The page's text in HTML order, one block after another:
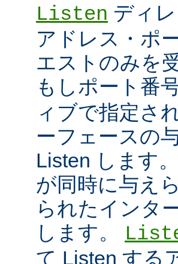
Listen ディ
アドレス・ポ
エストのみを
もしポート番
ィブで指定さ
ーフェースの
Listen します
が同時に与え
られたインタ
します。
て Listen する